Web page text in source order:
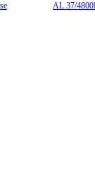
AL 37/